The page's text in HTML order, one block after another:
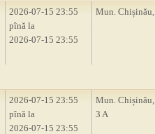
2026-07-15 23:55
pînă la
2026-07-15 23:55
Mun.
2026-07-15 23:55
pînă la
2026-07-15 23:55
Mun.
3 A